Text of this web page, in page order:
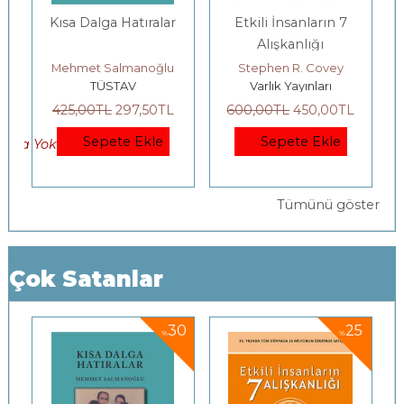
Etkili İnsanların 7
Stephen R. Covey
Varlık Yayınları
600,00TL 450,00TL
Sepete Ekle
Gençlerle Baş Başa:
Felsefenin
Bahçesinde
Yıldız Silier
Yordam Kitap
200,00TL 140,00TL
Sepete Ekle
Tümünü göster
Çok Satanlar
%25 %30